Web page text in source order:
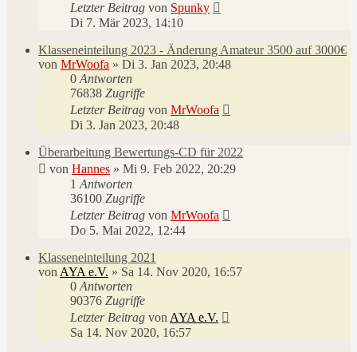
Letzter Beitrag von Spunky
Di 7. Mär 2023, 14:10
Klasseneinteilung 2023 - Änderung Amateur 3500 auf 3000€
von MrWoofa » Di 3. Jan 2023, 20:48
0 Antworten
76838 Zugriffe
Letzter Beitrag von MrWoofa
Di 3. Jan 2023, 20:48
Überarbeitung Bewertungs-CD für 2022
von Hannes » Mi 9. Feb 2022, 20:29
1 Antworten
36100 Zugriffe
Letzter Beitrag von MrWoofa
Do 5. Mai 2022, 12:44
Klasseneinteilung 2021
von AYA e.V. » Sa 14. Nov 2020, 16:57
0 Antworten
90376 Zugriffe
Letzter Beitrag von AYA e.V.
Sa 14. Nov 2020, 16:57